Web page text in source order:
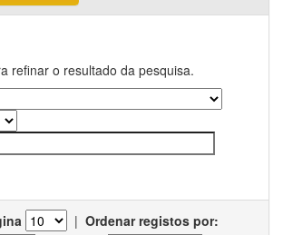
refinar o resultado da pesquisa.
| Ordenar registos por: